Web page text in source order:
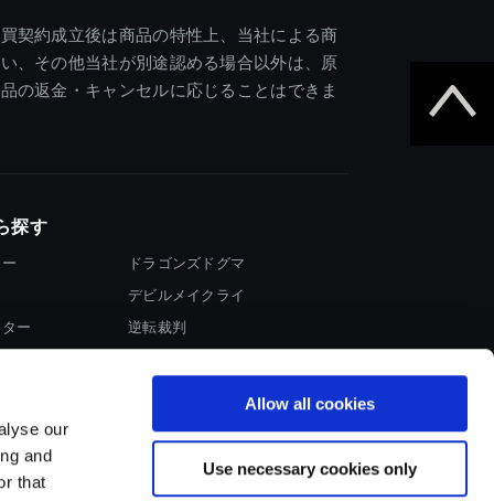
our
and
that
Allow all cookies
Use necessary cookies only
契約成立後は商品の特性上、当社による商
、その他当社が別途認める場合以外は、原
の返金・キャンセルに応じることはできま
探す
ー
ドラゴンズドグマ
デビルメイクライ
逆転裁判